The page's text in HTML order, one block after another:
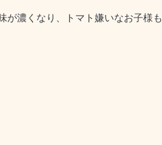
が濃くなり、トマト嫌いなお子様も